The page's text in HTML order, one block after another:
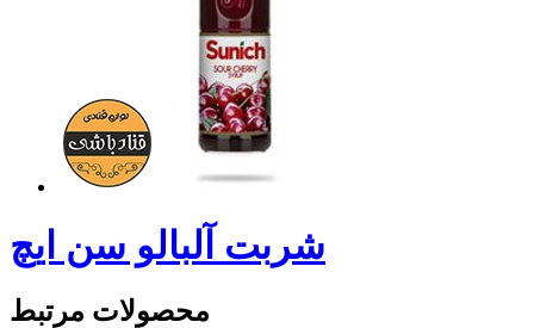
شربت آلبالو سن ایچ
محصولات مرتبط